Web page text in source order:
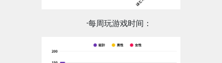
·每周玩游戏时间：